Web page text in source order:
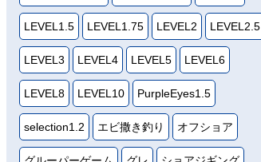
LEVEL1.5 LEVEL1.75 LEVEL2 LEVEL2.5
LEVEL3 LEVEL4 LEVEL5 LEVEL6
LEVEL8 LEVEL10 PurpleEyes1.5
selection1.2 エビ撒き釣り オフショア